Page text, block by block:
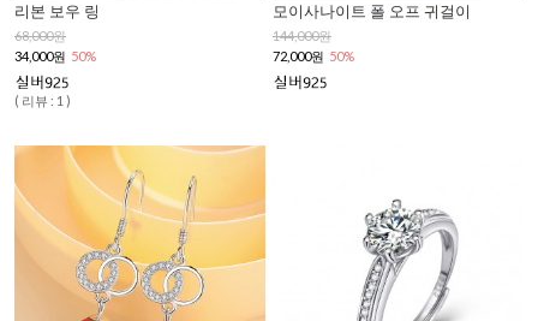
리본 보우 링
68,000원
34,000원 50%
( 리뷰 : 1 )
모이사나이트 폴 오프 귀걸이
144,000원
72,000원 50%